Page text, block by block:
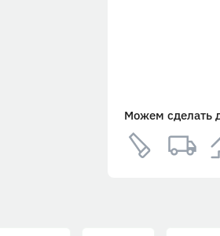
Можем сделать